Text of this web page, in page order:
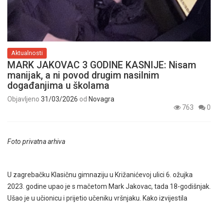
Aktualnosti
MARK JAKOVAC 3 GODINE KASNIJE: Nisam
manijak, a ni povod drugim nasilnim
događanjima u školama
Objavljeno 31/03/2026 od Novagra
763
0
Foto privatna arhiva
U zagrebačku Klasičnu gimnaziju u Križanićevoj ulici 6. ožujka
2023. godine upao je s mačetom Mark Jakovac, tada 18-godišnjak.
Ušao je u učionicu i prijetio učeniku vršnjaku. Kako izvijestila